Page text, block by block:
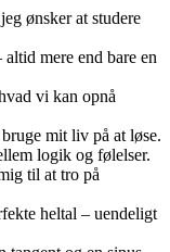
ønsker at studere
mere end bare en
vi kan opnå
mit liv på at løse.
logik og følelser.
til at tro på
heltal – uendeligt